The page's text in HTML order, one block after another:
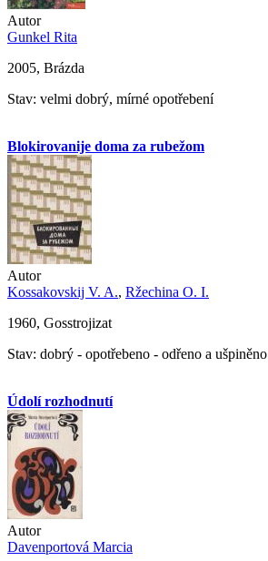
Autor
Gunkel Rita
2005, Brázda
Stav: velmi dobrý, mírné opotřebení
Blokirovanije doma za rubežom
Autor
Kossakovskij V. A., Ržechina O. I.
1960, Gosstrojizat
Stav: dobrý - opotřebeno - odřeno a ušpiněno
Údolí rozhodnutí
Autor
Davenportová Marcia